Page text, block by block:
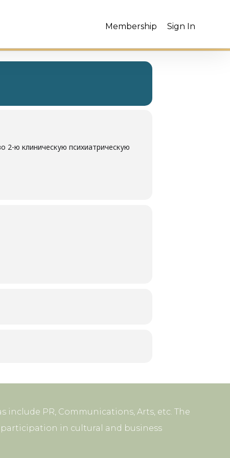
Sign In
Membership
2-ю клиническую психиатрическую
PR, Communications, Arts, etc. The
in cultural and business